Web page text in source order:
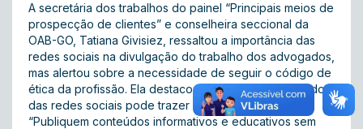
A secretária dos trabalhos do painel “Principais meios de
prospecção de clientes” e conselheira seccional da
OAB-GO, Tatiana Givisiez, ressaltou a importância das
redes sociais na divulgação do trabalho dos advogados,
mas alertou sobre a necessidade de seguir o código de
ética da profissão. Ela destacou que o uso inadequado
das redes sociais pode trazer problemas éticos.
“Publiquem conteúdos informativos e educativos sem